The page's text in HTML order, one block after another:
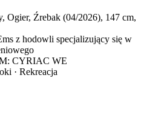
Ogier, Źrebak (04/2026), 147 cm,
z hodowli specjalizujący się w
CYRIAC WE
· Rekreacja